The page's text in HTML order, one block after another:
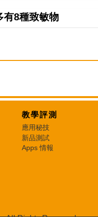
有8種致敏物
教學評測
應用秘技
新品測試
Apps 情報